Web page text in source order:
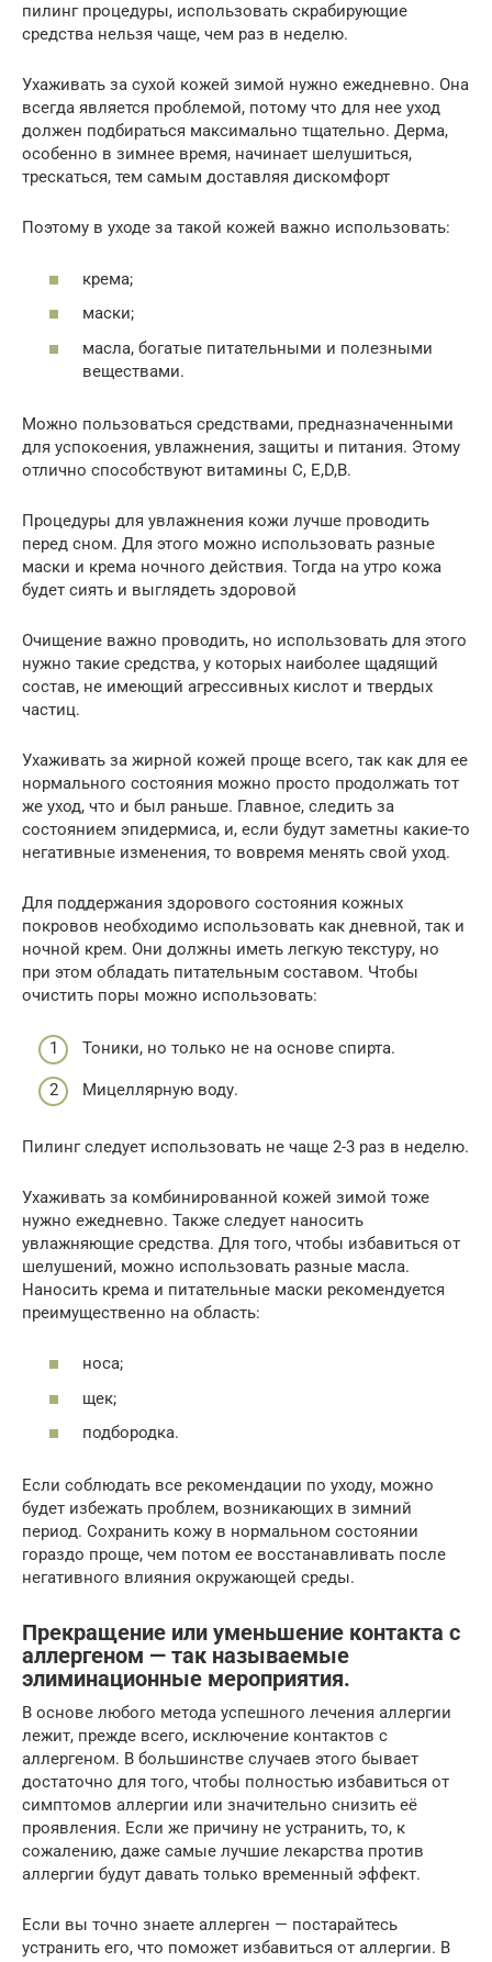
пилинг процедуры, использовать скрабирующие
средства нельзя чаще, чем раз в неделю.
Ухаживать за сухой кожей зимой нужно ежедневно. Она
всегда является проблемой, потому что для нее уход
должен подбираться максимально тщательно. Дерма,
особенно в зимнее время, начинает шелушиться,
трескаться, тем самым доставляя дискомфорт
Поэтому в уходе за такой кожей важно использовать:
крема;
маски;
масла, богатые питательными и полезными
веществами.
Можно пользоваться средствами, предназначенными
для успокоения, увлажнения, защиты и питания. Этому
отлично способствуют витамины C, E,D,B.
Процедуры для увлажнения кожи лучше проводить
перед сном. Для этого можно использовать разные
маски и крема ночного действия. Тогда на утро кожа
будет сиять и выглядеть здоровой
Очищение важно проводить, но использовать для этого
нужно такие средства, у которых наиболее щадящий
состав, не имеющий агрессивных кислот и твердых
частиц.
Ухаживать за жирной кожей проще всего, так как для ее
нормального состояния можно просто продолжать тот
же уход, что и был раньше. Главное, следить за
состоянием эпидермиса, и, если будут заметны какие-то
негативные изменения, то вовремя менять свой уход.
Для поддержания здорового состояния кожных
покровов необходимо использовать как дневной, так и
ночной крем. Они должны иметь легкую текстуру, но
при этом обладать питательным составом. Чтобы
очистить поры можно использовать:
Тоники, но только не на основе спирта.
Мицеллярную воду.
Пилинг следует использовать не чаще 2-3 раз в неделю.
Ухаживать за комбинированной кожей зимой тоже
нужно ежедневно. Также следует наносить
увлажняющие средства. Для того, чтобы избавиться от
шелушений, можно использовать разные масла.
Наносить крема и питательные маски рекомендуется
преимущественно на область:
носа;
щек;
подбородка.
Если соблюдать все рекомендации по уходу, можно
будет избежать проблем, возникающих в зимний
период. Сохранить кожу в нормальном состоянии
гораздо проще, чем потом ее восстанавливать после
негативного влияния окружающей среды.
Прекращение или уменьшение контакта с
аллергеном — так называемые
элиминационные мероприятия.
В основе любого метода успешного лечения аллергии
лежит, прежде всего, исключение контактов с
аллергеном. В большинстве случаев этого бывает
достаточно для того, чтобы полностью избавиться от
симптомов аллергии или значительно снизить её
проявления. Если же причину не устранить, то, к
сожалению, даже самые лучшие лекарства против
аллергии будут давать только временный эффект.
Если вы точно знаете аллерген — постарайтесь
устранить его, что поможет избавиться от аллергии. В